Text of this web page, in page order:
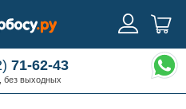
71-62-43
без выходных